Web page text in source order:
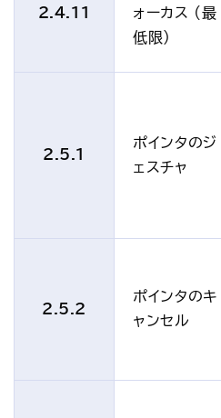
2.4.11
ォーカス (最
低限)
2.5.1
ポインタのジ
ェスチャ
2.5.2
ポインタのキ
ャンセル